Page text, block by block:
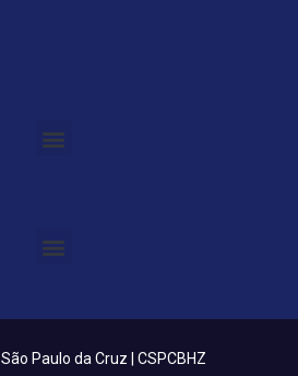
Menu
Menu
Paulo da Cruz | CSPCBHZ